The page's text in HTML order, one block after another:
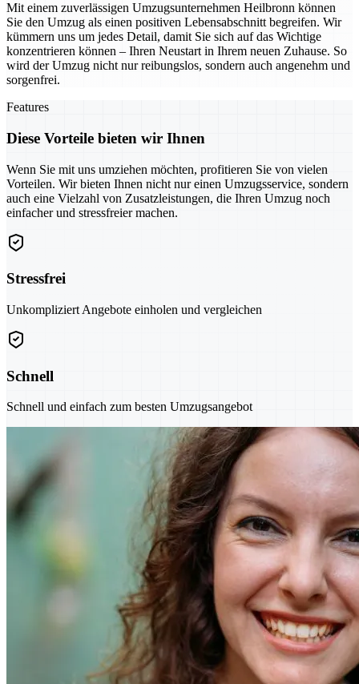
Mit einem zuverlässigen Umzugsunternehmen Heilbronn können
Sie den Umzug als einen positiven Lebensabschnitt begreifen. Wir
kümmern uns um jedes Detail, damit Sie sich auf das Wichtige
konzentrieren können – Ihren Neustart in Ihrem neuen Zuhause. So
wird der Umzug nicht nur reibungslos, sondern auch angenehm und
sorgenfrei.
Features
Diese Vorteile bieten wir Ihnen
Wenn Sie mit uns umziehen möchten, profitieren Sie von vielen
Vorteilen. Wir bieten Ihnen nicht nur einen Umzugsservice, sondern
auch eine Vielzahl von Zusatzleistungen, die Ihren Umzug noch
einfacher und stressfreier machen.
Stressfrei
Unkompliziert Angebote einholen und vergleichen
Schnell
Schnell und einfach zum besten Umzugsangebot